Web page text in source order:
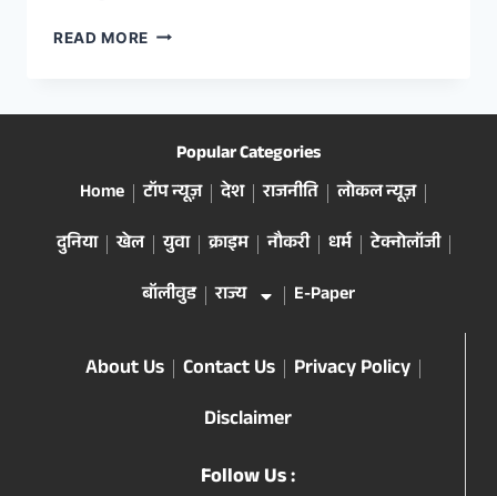
READ MORE
Popular Categories
Home
टॉप न्यूज़ देश राजनीति
लोकल न्यूज़
दुनिया
खेल युवा क्राइम नौकरी धर्म
टेक्नोलॉजी
बॉलीवुड
राज्य E-Paper
About Us Contact Us
Privacy Policy
Disclaimer
Follow Us :